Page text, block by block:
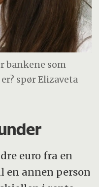
bankene som
spør Elizaveta
euro fra en
en annen person